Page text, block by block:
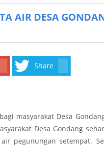
AIR DESA
Share
masyarakat Desa
Desa Gondang
pegunungan setempat.